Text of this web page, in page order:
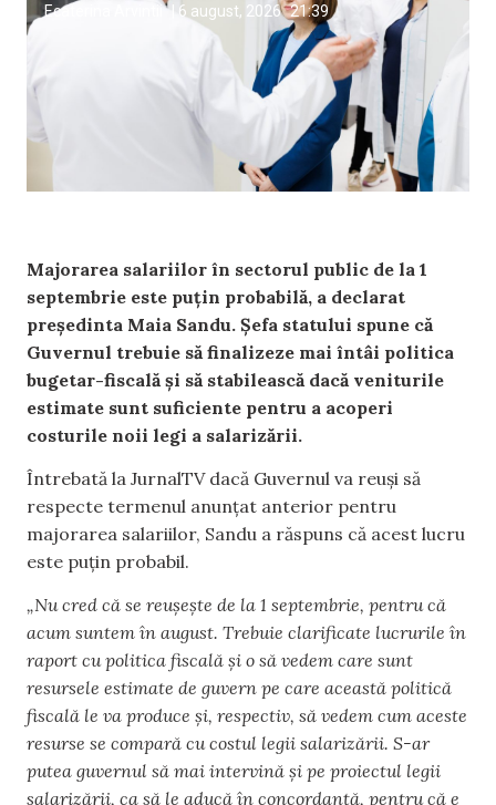
Ecaterina Arvintii 6 august, 2026 21:39
Majorarea salariilor în sectorul public de la 1
septembrie este puțin probabilă, a declarat
președinta Maia Sandu. Șefa statului spune că
Guvernul trebuie să finalizeze mai întâi politica
bugetar-fiscală și să stabilească dacă veniturile
estimate sunt suficiente pentru a acoperi
costurile noii legi a salarizării.
Întrebată la JurnalTV dacă Guvernul va reuși să
respecte termenul anunțat anterior pentru
majorarea salariilor, Sandu a răspuns că acest lucru
este puțin probabil.
„Nu cred că se reușește de la 1 septembrie, pentru că
acum suntem în august. Trebuie clarificate lucrurile în
raport cu politica fiscală și o să vedem care sunt
resursele estimate de guvern pe care această politică
fiscală le va produce și, respectiv, să vedem cum aceste
resurse se compară cu costul legii salarizării. S-ar
putea guvernul să mai intervină și pe proiectul legii
salarizării, ca să le aducă în concordanță, pentru că e